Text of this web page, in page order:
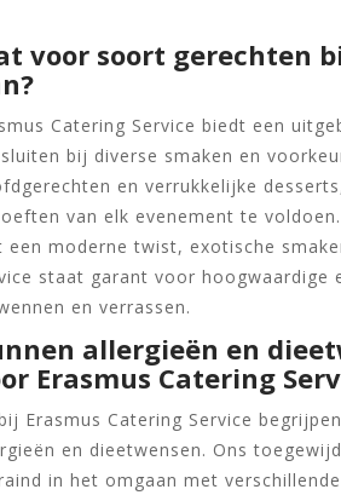
voor soort gerechten
Catering Service biedt een
bij diverse smaken en
en verrukkelijke
van elk evenement te
een moderne twist, exotische
staat garant voor hoogwaardige
en verrassen.
allergieën en
Erasmus Catering
Erasmus Catering Service
en dieetwensen. Ons
in het omgaan met